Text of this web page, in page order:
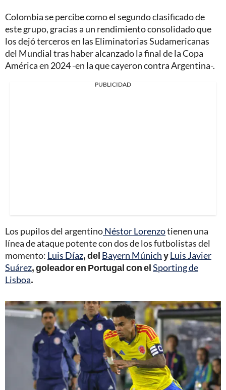
Colombia se percibe como el segundo clasificado de
este grupo, gracias a un rendimiento consolidado que
los dejó terceros en las Eliminatorias Sudamericanas
del Mundial tras haber alcanzado la final de la Copa
América en 2024 -en la que cayeron contra Argentina-.
PUBLICIDAD
Los pupilos del argentinoNéstor Lorenzotienen una
línea de ataque potente con dos de los futbolistas del
momento: Luis Díaz, del Bayern MúnichyLuis Javier
Suárez, goleador en Portugal con elSporting de
Lisboa.